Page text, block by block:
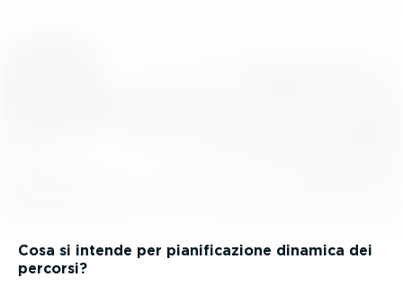
Cosa si intende per piani­fi­ca­zione dinamica dei
percorsi?